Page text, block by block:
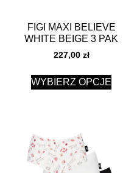
FIGI MAXI BELIEVE
WHITE BEIGE 3 PAK
227,00 zł
WYBIERZ OPCJE